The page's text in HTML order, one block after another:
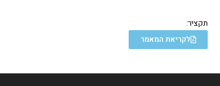
תקציר:
לקריאת המאמר